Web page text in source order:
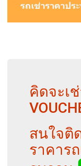
คิดจะเ
สนใจติ
ราคาร